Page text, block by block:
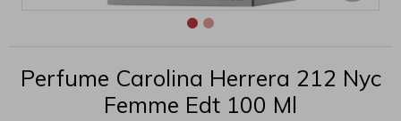
Perfume Carolina Herrera 212 Nyc
Femme Edt 100 Ml